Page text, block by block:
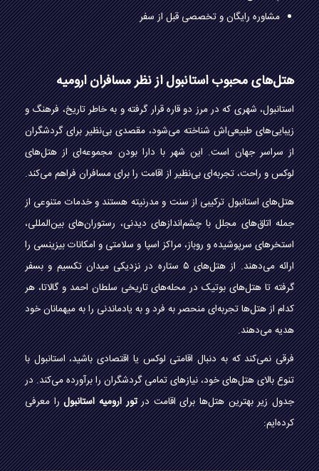
مشاوره رایگان و تخصصی قبل از سفر
هتل‌های محبوب استانبول از نظر مسافران ارومیه
استانبول، شهری که در مرز دو قاره قرار گرفته و به خاطر تاریخ، فرهنگ و
زیبایی‌های طبیعی‌اش شناخته می‌شود، مقصدی بی‌نظیر برای گردشگران
از سراسر جهان است. این شهر با دارا بودن مجموعه‌ای از هتل‌های
لوکس و راحت، تجربه‌ای بی‌نظیر از اقامت را برای مسافران فراهم می‌کند.
هتل‌های استانبول ترکیبی از سنت و مدرنیته هستند و خدمات متنوعی از
جمله اتاق‌های مجلل با چشم‌اندازهای دیدنی، رستوران‌های بین‌المللی،
استخرهای سرپوشیده و روباز، مراکز اسپا و سلامتی و امکانات بیزینسی را
ارائه می‌دهند. از هتل‌های ۵ ستاره در نزدیکی میدان تکسیم و بسفر
گرفته تا هتل‌های بوتیک در محله‌های تاریخی سلطان احمد و گالاتا، هر
کدام از هتل‌ها تجربه‌ای منحصر به فرد و به یادماندنی را به میهمانان خود
هدیه می‌دهند.
فرقی نمی‌کند که به دنبال اقامتی لوکس یا اقتصادی باشید، استانبول با
تنوع بالای هتل‌های خود، نیازهای تمامی گردشگران را برآورده می‌کند. در
جدول زیر بهترین هتل‌ها برای اقامت درتور ارومیه استانبولرا معرفی
کرده‌ایم: